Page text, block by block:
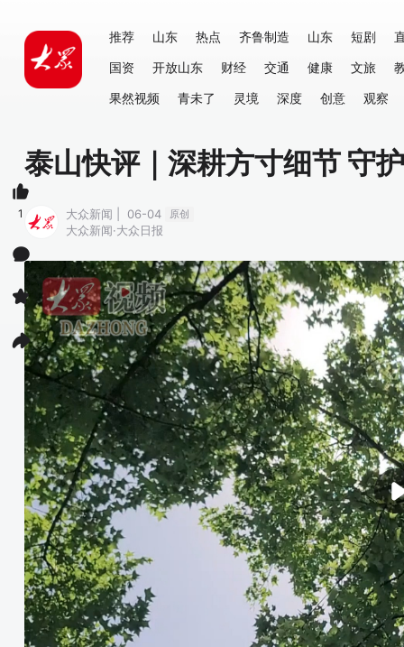
推荐 山东 热点 齐鲁制造 山东 短剧
国资
开放山东 财经 交通 健康 文旅
果然视频
青未了 灵境 深度 创意 观察
泰山快评｜深耕方寸细节 守
大众新闻 | 06-04 原创
大众新闻·大众日报
1